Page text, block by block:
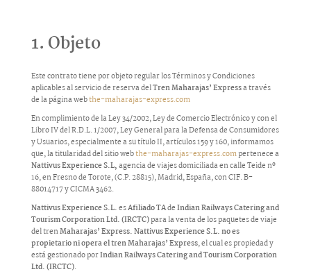
1. Objeto
Este contrato tiene por objeto regular los Términos y Condiciones
aplicables al servicio de reserva delTren Maharajas’ Expressa través
de la página webthe-maharajas-express.com
En complimiento de la Ley 34/2002, Ley de Comercio Electrónico y con el
Libro IV del R.D.L. 1/2007, Ley General para la Defensa de Consumidores
y Usuarios, especialmente a su título II, artículos 159 y 160, informamos
que, la titularidad del sitio webthe-maharajas-express.compertenece a
Nattivus Experience S.L,agencia de viajes domiciliada en calle Teide nº
16, en Fresno de Torote, (C.P. 28815), Madrid, España, con CIF. B-
88014717 y CICMA 3462.
Nattivus Experience S.L.esAfiliado TAdeIndian Railways Catering and
Tourism Corporation Ltd. (IRCTC)para la venta de los paquetes de viaje
del trenMaharajas’ Express.Nattivus Experience S.L.no es
propietario ni opera el tren Maharajas’ Express, el cual es propiedad y
está gestionado porIndian Railways Catering and Tourism Corporation
Ltd. (IRCTC).